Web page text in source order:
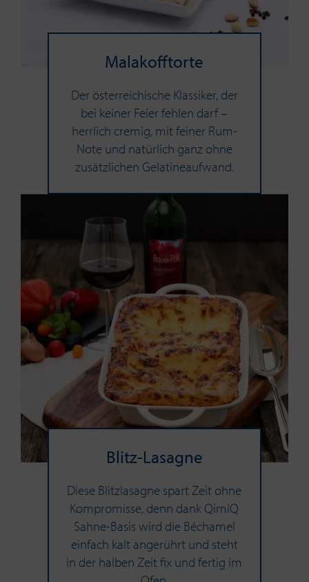
Ma­la­koff­t­or­te
Der österreichische Klassiker, der
bei keiner Feier fehlen darf –
herrlich cremig, mit feiner Rum-
Note und natürlich ganz ohne
zusätzlichen Gelatineaufwand.
Blitz-​Lasagne
Diese Blitzlasagne spart Zeit ohne
Kompromisse, denn dank QimiQ
Sahne-Basis wird die Béchamel
einfach kalt angerührt und steht
in der halben Zeit fix und fertig im